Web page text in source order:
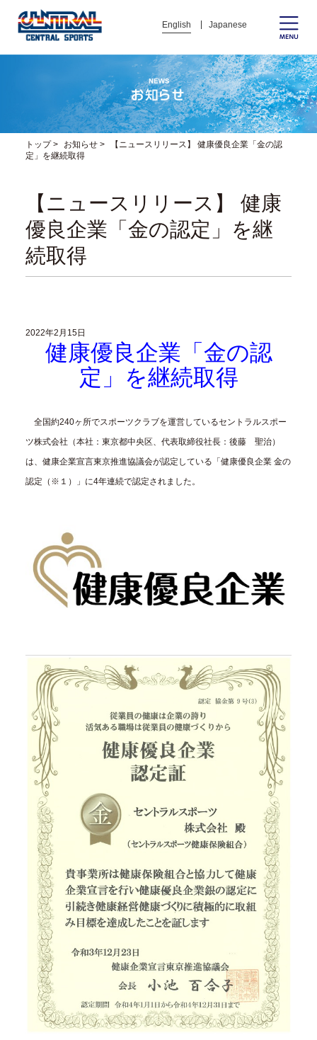
English Japanese
トップ> お知らせ>
【ニュースリリース】 健康優良企業「金の認
定」を継続取得
【ニュースリリース】 健康
優良企業「金の認定」を継
続取得
2022年2月15日
健康優良企業「金の認
定」を継続取得
全国約240ヶ所でスポーツクラブを運営しているセントラルスポー
ツ株式会社（本社：東京都中央区、代表取締役社長：後藤 聖治）
は、健康企業宣言東京推進協議会が認定している「健康優良企業 金の
認定（※１）」に4年連続で認定されました。